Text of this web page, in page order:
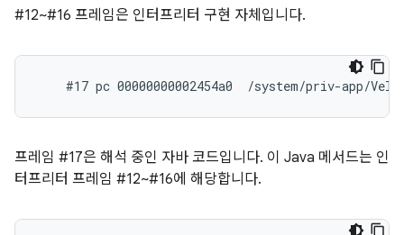
#12~#16 프레임은 인터프리터 구현 자체입니다.
프레임 #17은 해석 중인 자바 코드입니다. 이 Java 메서드는 인
터프리터 프레임 #12~#16에 해당합니다.